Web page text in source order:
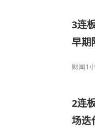
3连
早期
财闻1
2连
场迭